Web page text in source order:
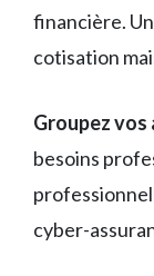
financière.
cotisation
Groupez vos
besoins
cyber-